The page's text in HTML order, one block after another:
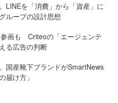
LINEを「消費」から「資産」に
ループの設計思想
画も Criteoの「エージェンテ
る広告の判断
国産靴下ブランドがSmartNews
届け方」